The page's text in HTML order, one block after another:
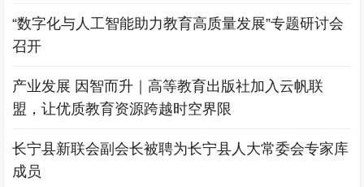
“数字化与人工智能助力教育高质量发展”专题研讨会
召开
产业发展 因智而升｜高等教育出版社加入云帆联
盟，让优质教育资源跨越时空界限
长宁县新联会副会长被聘为长宁县人大常委会专家库
成员